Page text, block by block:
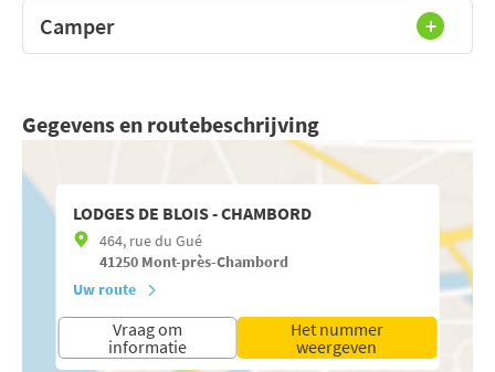
Camper
Gegevens en routebeschrijving
LODGES DE BLOIS - CHAMBORD
464, rue du Gué
41250 Mont-près-Chambord
Uw route
Vraag om
informatie
Het nummer
weergeven